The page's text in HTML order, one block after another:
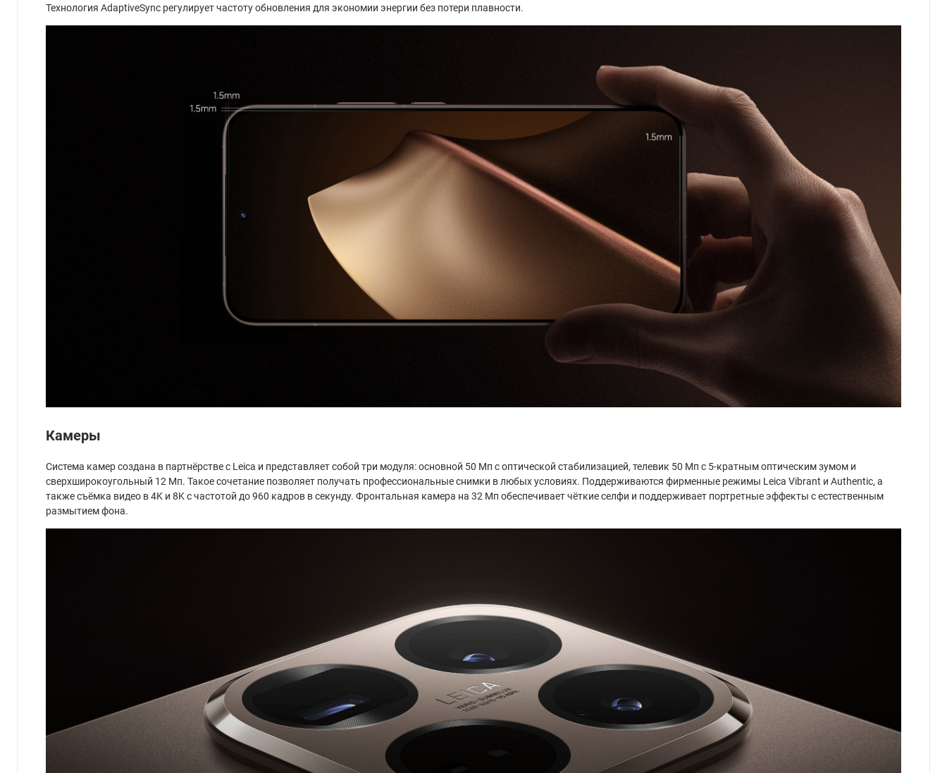
Технология AdaptiveSync регулирует частоту обновления для экономии энергии без потери плавности.
Камеры
Система камер создана в партнёрстве с Leica и представляет собой три модуля: основной 50 Мп с оптической стабилизацией, телевик 50 Мп с 5-кратным оптическим зумом и
сверхширокоугольный 12 Мп. Такое сочетание позволяет получать профессиональные снимки в любых условиях. Поддерживаются фирменные режимы Leica Vibrant и Authentic, а
также съёмка видео в 4K и 8K с частотой до 960 кадров в секунду. Фронтальная камера на 32 Мп обеспечивает чёткие селфи и поддерживает портретные эффекты с естественным
размытием фона.